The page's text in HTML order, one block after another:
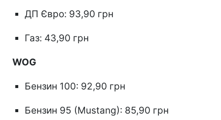
ДП Євро: 93,90 грн
Газ: 43,90 грн
WOG
Бензин 100: 92,90 грн
Бензин 95 (Mustang): 85,90 грн